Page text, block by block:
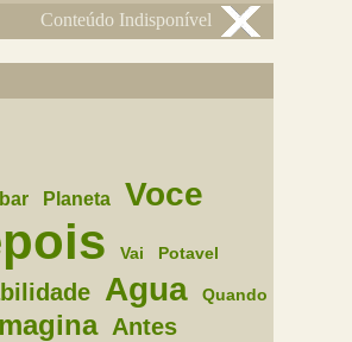
Conteúdo Indisponível
Planeta Voce
Vai Potavel
Agua Quando
Antes